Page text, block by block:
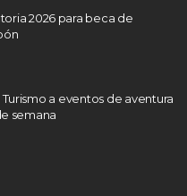
2026 para beca de
a eventos de aventura
semana